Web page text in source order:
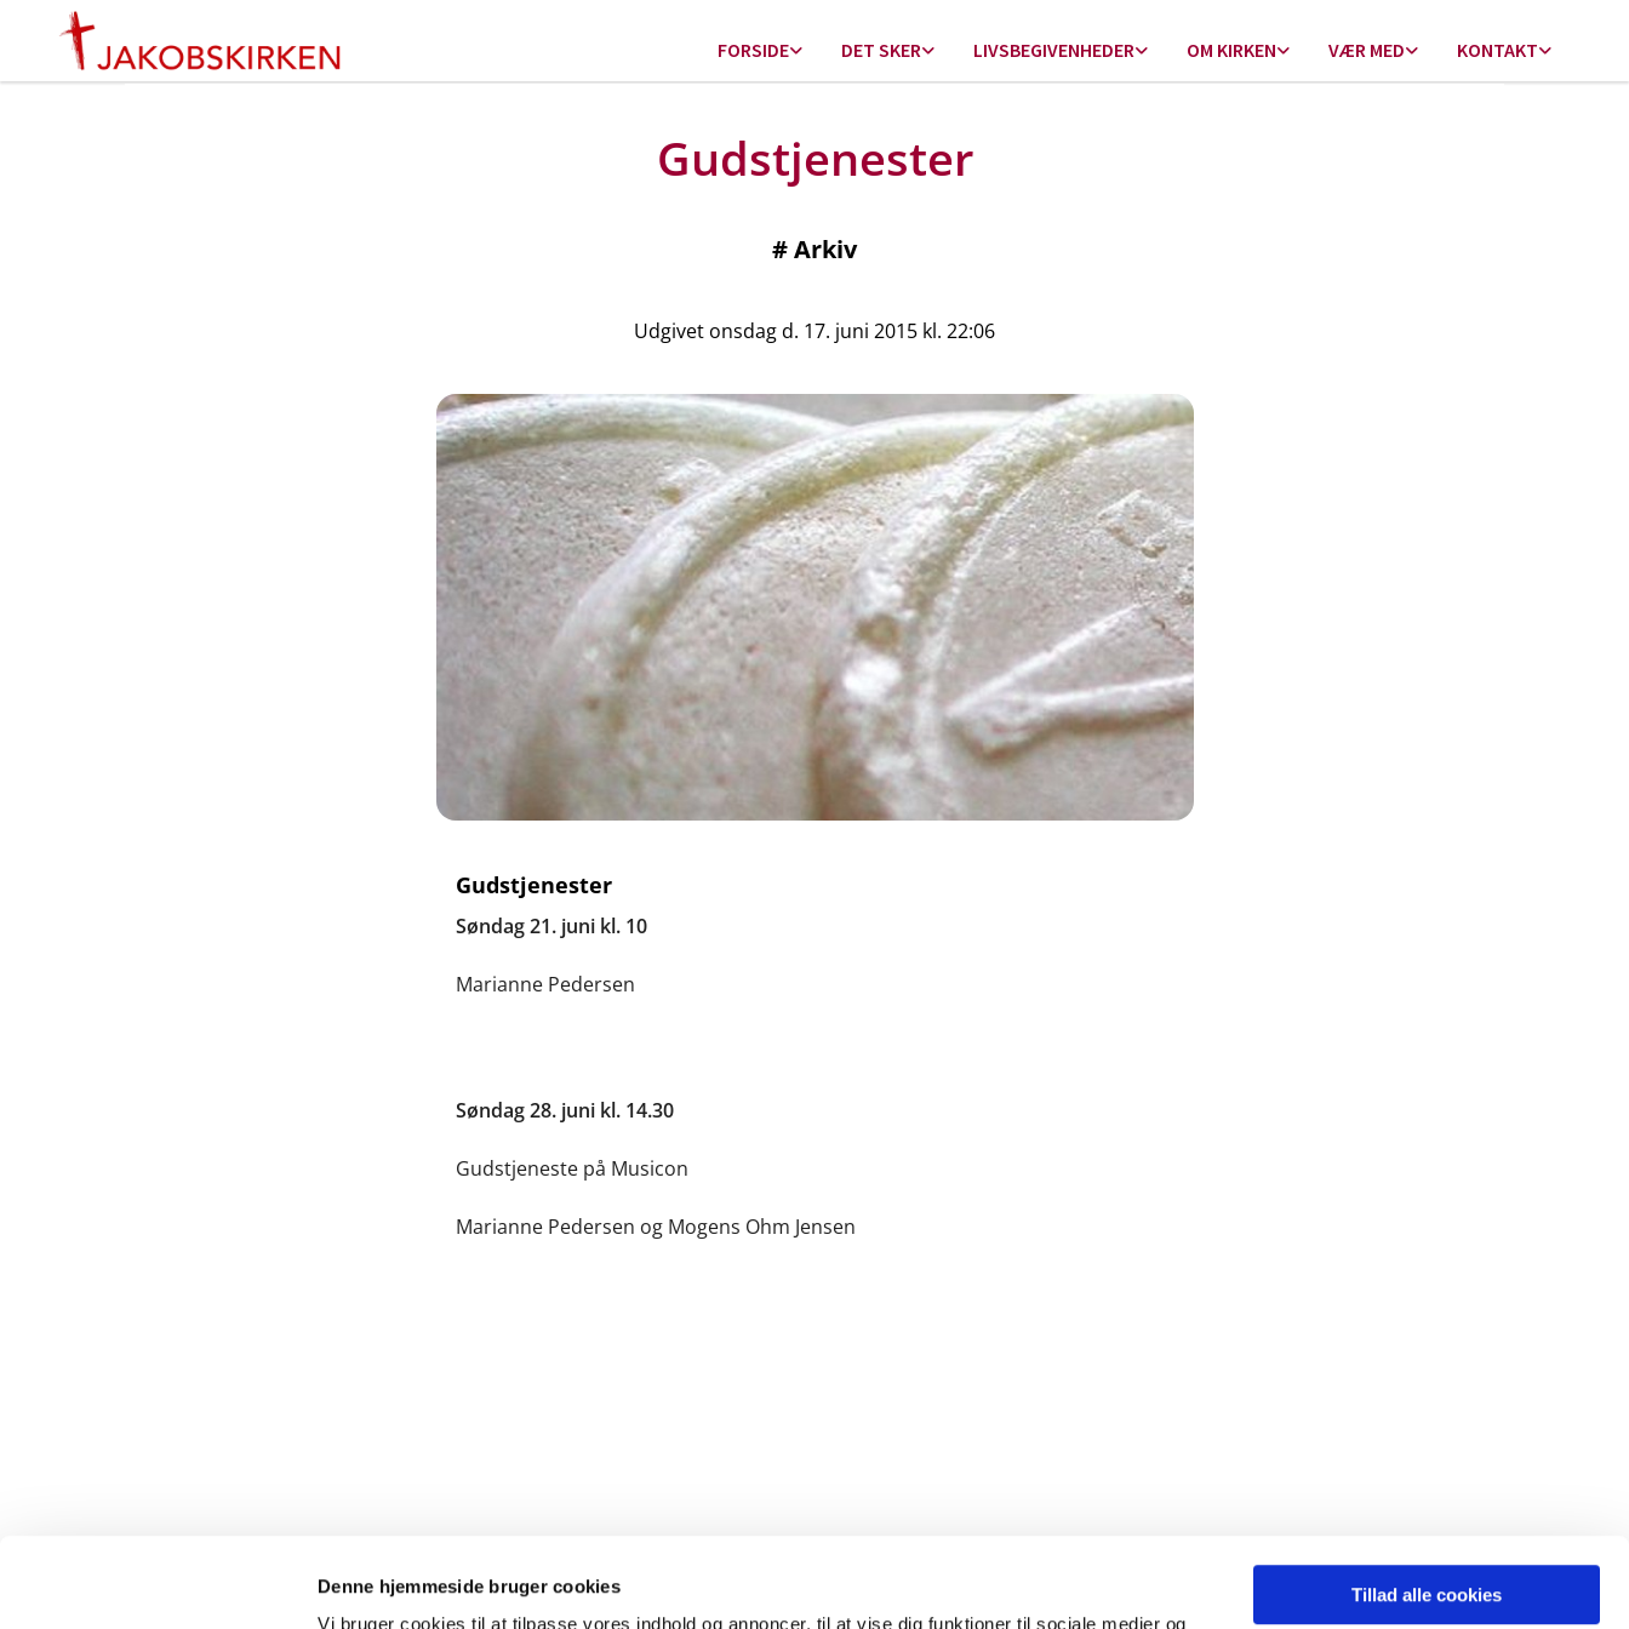
Denne hjemmeside bruger cookies
Vi bruger cookies til at tilpasse vores indhold og annoncer, til at vise dig funktioner til sociale medier og
Tillad alle cookies
FORSIDE DET SKER LIVSBEGIVENHEDER OM KIRKEN VÆR MED KONTAKT
Gudstjenester
#Arkiv
Udgivet onsdag d. 17. juni 2015 kl. 22:06
Gudstjenester
Søndag 21. juni kl. 10
Marianne Pedersen
Søndag 28. juni kl. 14.30
Gudstjeneste på Musicon
Marianne Pedersen og Mogens Ohm Jensen